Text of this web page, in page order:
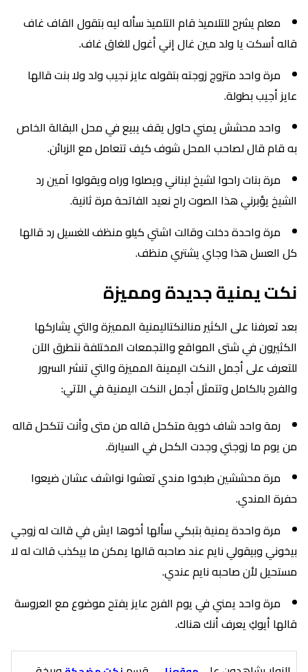
معلم يشرح للتلاميذ قام التلميذ سأله ليه بتقول القاف غاف
قاله أسكت يا ولد مين غال إني أغول للغاق غاف.
مرة واحد متزوج زوجته بتقوله عايز نجيب ولد ولا بنت قالها
عايز أجيب بطولة.
واحد محشش يمني حاول يقف يبيع في محل البقالة الخاص
به قام قال لصاحب المحل شوف كيف تتعامل مع الزبائن.
مرة بنات راحوا لشيخ لبناني ويصلوا وراه ويقولوا آمين رد
الشيخ يؤبرني هذا الصوت راح نعيد الفاتحة مرة ثانية.
مرة واحدة دخلت وقالت اشتي كيلو منظف للغسيل رد قالها
كل العسل هذا وجاي يشتري منظف.
نكت يمنية جديدة ومميزة
بعد تعرفنا على الكثير منالنكتاليمنية المميزة والتي يشاركها
الكثيرون في شتى المواقع والتجمعات المختلفة نتطرق الآن
للتعرف على أجمل النكت اليمينة المميزة والتي تنشر السرور
والفرح بالكامل وتتمثل أجمل النكت اليمنية في الآتي:
رمة واحد شاف خوية متكحل قاله من متى وأنت تتكحل قاله
من يوم ما زوجتي وجدت الكحل في السيارة.
مرة محششين طبخوا مندي تعشوا نواشف عشان ضيعوا
حفرة المندي.
مرة واحدة يمنية بتبكي سألها أخوها ايش في قالت له زوجي
بيخوني وبيقولي نايم عند صاحبه قالها يمكن ما بيكذب قالت له لا
مستحيل لأن صاحبه نايم عندي.
مرة واحد يمني في يوم الفرح عايز يفتح موضوع مع العروسة
قالها أيوكِ يعرف أنك هناك.